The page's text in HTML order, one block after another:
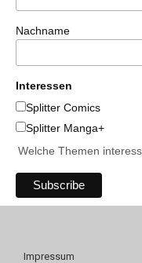
Nachname
Interessen
Splitter Comics
Splitter Manga+
Welche Themen
Impressum